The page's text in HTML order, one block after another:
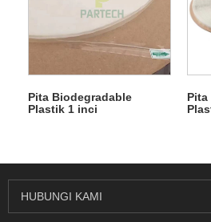
Pita Biodegradable
Plastik 1 inci
HUBUNGI KAMI